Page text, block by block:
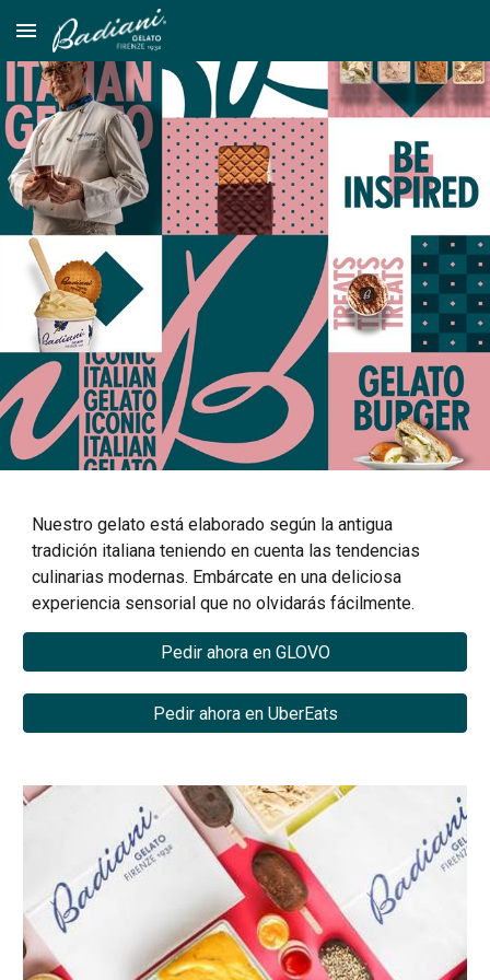
Skip to main content
Nuestro gelato está elaborado según la antigua
tradición italiana teniendo en cuenta las tendencias
culinarias modernas. Embárcate en una deliciosa
experiencia sensorial que no olvidarás fácilmente.
Pedir ahora en GLOVO
Pedir ahora en UberEats